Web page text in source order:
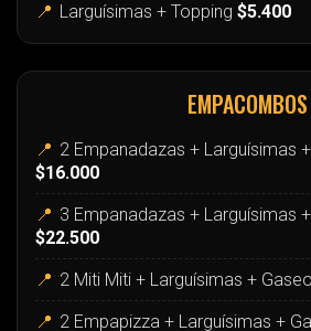
📍 Larguísimas + Topping $5.400
EMPACOMBOS
📍 2 Empanadazas + Larguísimas
$16.000
📍 3 Empanadazas + Larguísimas
$22.500
📍 2 Miti Miti + Larguísimas +
📍 2 Empapizza + Larguísimas +